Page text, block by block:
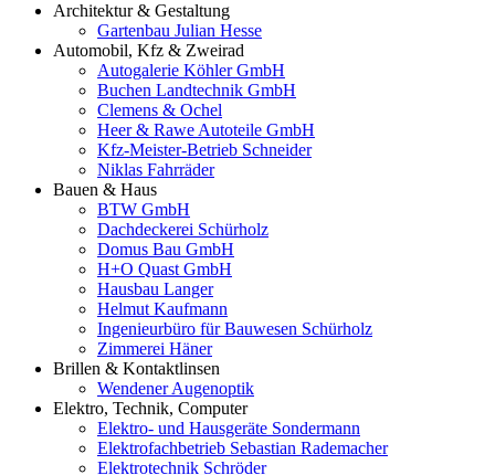
Architektur & Gestaltung
Gartenbau Julian Hesse
Automobil, Kfz & Zweirad
Autogalerie Köhler GmbH
Buchen Landtechnik GmbH
Clemens & Ochel
Heer & Rawe Autoteile GmbH
Kfz-Meister-Betrieb Schneider
Niklas Fahrräder
Bauen & Haus
BTW GmbH
Dachdeckerei Schürholz
Domus Bau GmbH
H+O Quast GmbH
Hausbau Langer
Helmut Kaufmann
Ingenieurbüro für Bauwesen Schürholz
Zimmerei Häner
Brillen & Kontaktlinsen
Wendener Augenoptik
Elektro, Technik, Computer
Elektro- und Hausgeräte Sondermann
Elektrofachbetrieb Sebastian Rademacher
Elektrotechnik Schröder